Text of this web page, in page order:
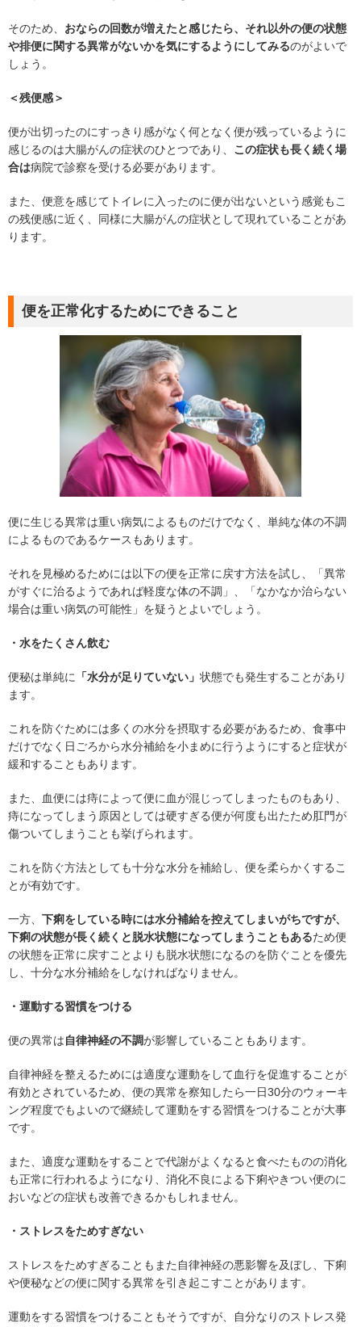
そのため、 おならの回数が増えたと感じたら、それ以外の便の状態
や排便に関する異常がないかを気にするようにしてみるのがよいで
しょう。
＜残便感＞
便が出切ったのにすっきり感がなく何となく便が残っているように
感じるのは大腸がんの症状のひとつであり、 この症状も長く続く場
合は病院で診察を受ける必要があります。
また、便意を感じてトイレに入ったのに便が出ないという感覚もこ
の残便感に近く、同様に大腸がんの症状として現れていることがあ
ります。
便を正常化するためにできること
便に生じる異常は重い病気によるものだけでなく、単純な体の不調
によるものであるケースもあります。
それを見極めるためには以下の便を正常に戻す方法を試し、「異常
がすぐに治るようであれば軽度な体の不調」、「なかなか治らない
場合は重い病気の可能性」を疑うとよいでしょう。
・水をたくさん飲む
便秘は単純に 「水分が足りていない」 状態でも発生することがあり
ます。
これを防ぐためには多くの水分を摂取する必要があるため、食事中
だけでなく日ごろから水分補給を小まめに行うようにすると症状が
緩和することもあります。
また、血便には痔によって便に血が混じってしまったものもあり、
痔になってしまう原因としては硬すぎる便が何度も出たため肛門が
傷ついてしまうことも挙げられます。
これを防ぐ方法としても十分な水分を補給し、便を柔らかくするこ
とが有効です。
一方、 下痢をしている時には水分補給を控えてしまいがちですが、
下痢の状態が長く続くと脱水状態になってしまうこともあるため便
の状態を正常に戻すことよりも脱水状態になるのを防ぐことを優先
し、十分な水分補給をしなければなりません。
・運動する習慣をつける
便の異常は自律神経の不調が影響していることもあります。
自律神経を整えるためには適度な運動をして血行を促進することが
有効とされているため、便の異常を察知したら一日30分のウォーキ
ング程度でもよいので継続して運動をする習慣をつけることが大事
です。
また、適度な運動をすることで代謝がよくなると食べたものの消化
も正常に行われるようになり、消化不良による下痢やきつい便のに
おいなどの症状も改善できるかもしれません。
・ストレスをためすぎない
ストレスをためすぎることもまた自律神経の悪影響を及ぼし、下痢
や便秘などの便に関する異常を引き起こすことがあります。
運動をする習慣をつけることもそうですが、自分なりのストレス発